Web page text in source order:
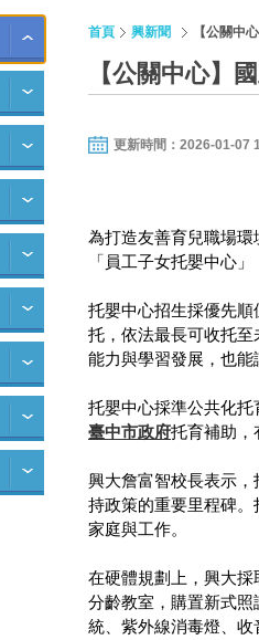
首頁 興新聞 【公關中
【公關中心】
更新時間：2026-01-07
為打造友善育兒職場
「員工子女托嬰中心
托嬰中心招生採優先
托，依法最長可收托
能力與學習發展，也能
托嬰中心採準公共化
臺中市政府托育補助，
興大詹富智校長表示
持政策的重要里程碑
家庭與工作。
在硬體規劃上，興大
分齡教室，購置新式
統、紫外線消毒燈、